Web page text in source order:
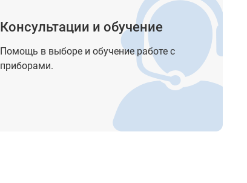
Консультации и обучение
Помощь в выборе и обучение работе с
приборами.